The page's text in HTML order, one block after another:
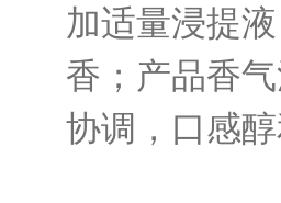
加适量浸提
香；产品香
协调，口感